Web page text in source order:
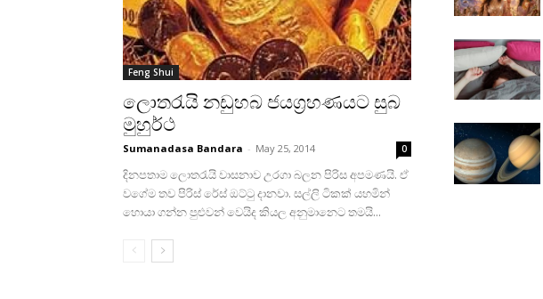
Feng Shui
ලොතරැයි නඩුහබ ජයග්‍රහණයට සුබ
මුහුර්ථ
Sumanadasa Bandara - May 25, 2014 0
දිනපතාම ලොතරැයි වාසනාව උරගා බලන පිරිස අපමණයි. ඒ
වගේම තව පිරිස්‌ රේස්‌ ඔට්‌ටු දානවා. සල්ලි ටිකක්‌ යහමින්
හොයා ගන්න පුළුවන් වෙයිද කියල අනුමානෙට තමයි...